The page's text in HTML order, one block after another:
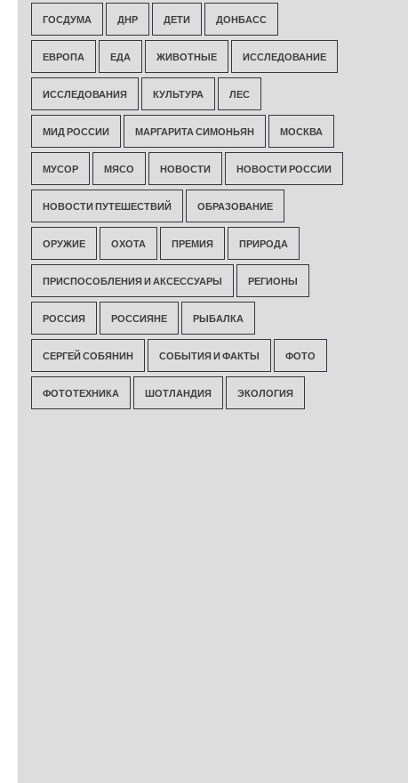
ГОСДУМА ДНР ДЕТИ ДОНБАСС
ЕВРОПА ЕДА ЖИВОТНЫЕ ИССЛЕДОВАНИЕ
ИССЛЕДОВАНИЯ КУЛЬТУРА ЛЕС
МИД РОССИИ МАРГАРИТА СИМОНЬЯН МОСКВА
МУСОР МЯСО НОВОСТИ НОВОСТИ РОССИИ
НОВОСТИ ПУТЕШЕСТВИЙ ОБРАЗОВАНИЕ
ОРУЖИЕ ОХОТА ПРЕМИЯ ПРИРОДА
ПРИСПОСОБЛЕНИЯ И АКСЕССУАРЫ РЕГИОНЫ
РОССИЯ РОССИЯНЕ РЫБАЛКА
СЕРГЕЙ СОБЯНИН СОБЫТИЯ И ФАКТЫ ФОТО
ФОТОТЕХНИКА ШОТЛАНДИЯ ЭКОЛОГИЯ